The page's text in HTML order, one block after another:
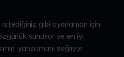
gibi ayarlaman için
sunuyor ve en iyi
yansıtmanı sağlıyor.